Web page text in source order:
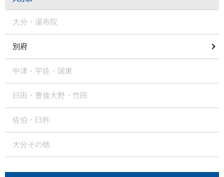
大分・湯布院
別府
中津・宇佐・国東
日田・豊後大野・竹田
佐伯・臼杵
大分その他